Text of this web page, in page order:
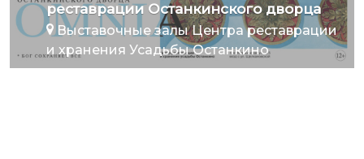
реставрации Останкинского дворца
Выставочные залы Центра реставрации
и хранения Усадьбы Останкино